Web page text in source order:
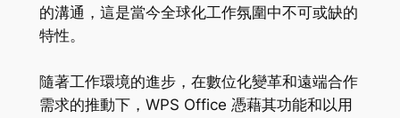
的溝通，這是當今全球化工作氛圍中不可或缺的
特性。
隨著工作環境的進步，在數位化變革和遠端合作
需求的推動下，WPS Office 憑藉其功能和以用